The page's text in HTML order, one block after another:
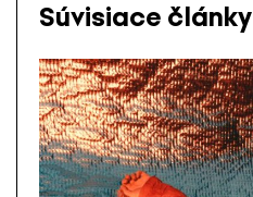
Súvisiace články